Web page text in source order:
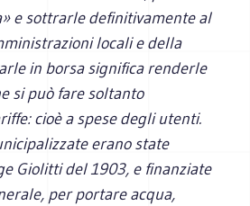
e sottrarle definitivamente al
locali e della
in borsa significa renderle
si può fare soltanto
cioè a spese degli utenti.
erano state
Giolitti del 1903, e finanziate
per portare acqua,